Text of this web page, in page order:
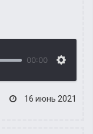
00:00
16 июнь 2021